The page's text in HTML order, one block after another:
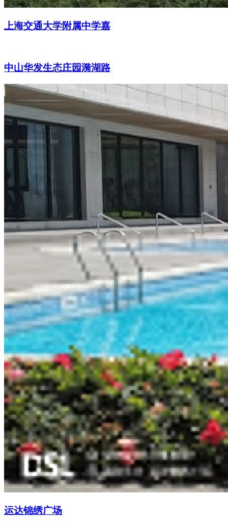
上海交通大学附属中学嘉
中山华发生态庄园漪湖路
运达锦绣广场